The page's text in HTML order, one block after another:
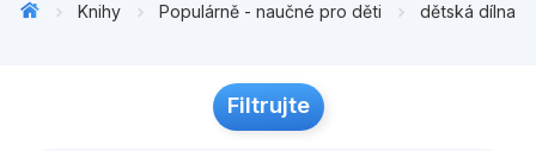
Novinky
Knihy Populárně - naučné pro děti dětská dílna
Filtrujte